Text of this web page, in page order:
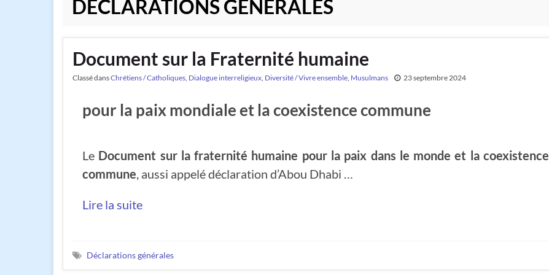
DÉCLARATIONS GÉNÉRALES
Document sur la Fraternité humaine
Classé dansChrétiens / Catholiques Dialogue interreligieux Diversité / Vivre ensemble Musulmans 23 septembre 2024
pour la paix mondiale et la coexistence commune
Le Document sur la fraternité humaine pour la paix dans le monde et la coexistence
commune , aussi appelé déclaration d’Abou Dhabi …
Lire la suite
Déclarations générales